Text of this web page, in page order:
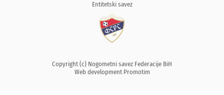
Entitetski savez
Copyright (c) Nogometni savez Federacije BiH
Web development Promotim